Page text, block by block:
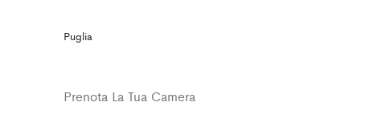
Puglia
Prenota La Tua Camera